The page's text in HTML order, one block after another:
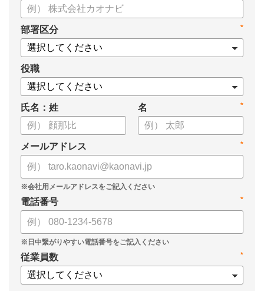
・超入門タレントマネジメント
・タレントマネジメントシステムの選び方
・タレントマネジメントシステム「カオナビ」の説明資料
*
部署区分
役職
氏名：姓 *
名
*
メールアドレス
*
電話番号
*
従業員数